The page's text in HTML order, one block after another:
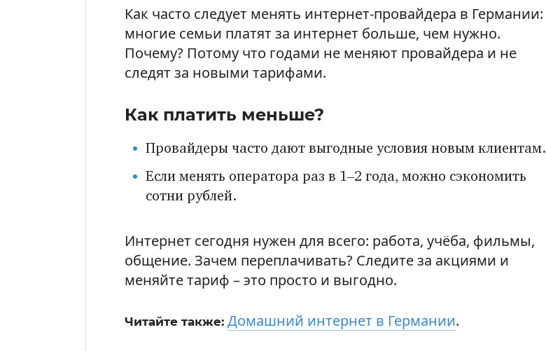
Как часто следует менять интернет-провайдера в Германии:
многие семьи платят за интернет больше, чем нужно.
Почему? Потому что годами не меняют провайдера и не
следят за новыми тарифами.
Как платить меньше?
Провайдеры часто дают выгодные условия новым клиентам.
Если менять оператора раз в 1–2 года, можно сэкономить
сотни рублей.
Интернет сегодня нужен для всего: работа, учёба, фильмы,
общение. Зачем переплачивать? Следите за акциями и
меняйте тариф – это просто и выгодно.
Читайте также: Домашний интернет в Германии.